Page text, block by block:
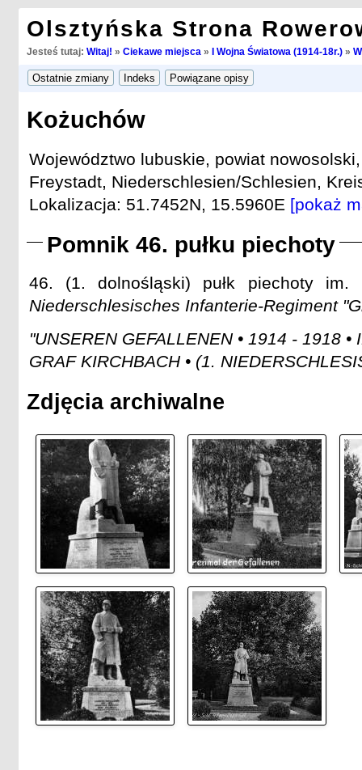
Olsztyńska Strona
Jesteś tutaj: Witaj! » Ciekawe miejsca » I Wojna Światowa (1914-18r.)»
Kożuchów
Województwo lubuskie, powiat
Freystadt, Niederschlesien/Schlesien,
Lokalizacja: 51.7452N, 15.5960E [pokaż
Pomnik 46. pułku piechoty
46. (1. dolnośląski) pułk piechoty im.
Niederschlesisches Infanterie-Regiment
"UNSEREN GEFALLENEN • 1914 - 1918 •
GRAF KIRCHBACH • (1.
Zdjęcia archiwalne